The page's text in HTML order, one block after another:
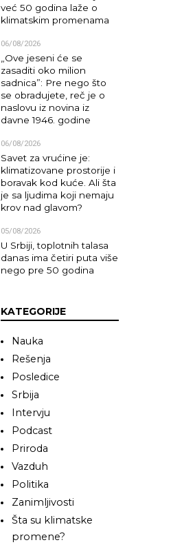
već 50 godina laže o
klimatskim promenama
06/08/2026
„Ove jeseni će se
zasaditi oko milion
sadnica”: Pre nego što
se obradujete, reč je o
naslovu iz novina iz
davne 1946. godine
06/08/2026
Savet za vrućine je:
klimatizovane prostorije i
boravak kod kuće. Ali šta
je sa ljudima koji nemaju
krov nad glavom?
05/08/2026
U Srbiji, toplotnih talasa
danas ima četiri puta više
nego pre 50 godina
KATEGORIJE
Nauka
Rešenja
Posledice
Srbija
Intervju
Podcast
Priroda
Vazduh
Politika
Zanimljivosti
Šta su klimatske
promene?